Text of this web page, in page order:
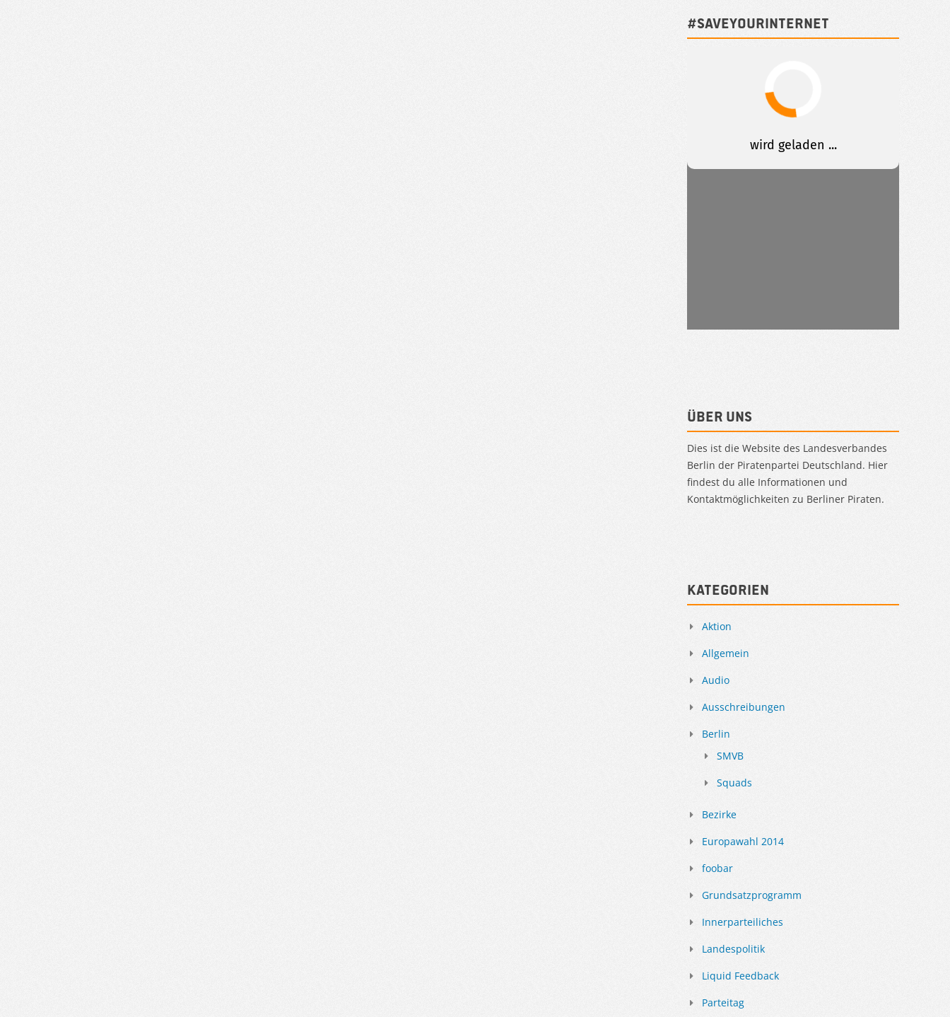
#SAVEYOURINTERNET
Über uns
Dies ist die Website des Landesverbandes
Berlin der Piratenpartei Deutschland. Hier
findest du alle Informationen und
Kontaktmöglichkeiten zu Berliner Piraten.
Kategorien
Aktion
Allgemein
Audio
Ausschreibungen
Berlin
SMVB
Squads
Bezirke
Europawahl 2014
foobar
Grundsatzprogramm
Innerparteiliches
Landespolitik
Liquid Feedback
Parteitag